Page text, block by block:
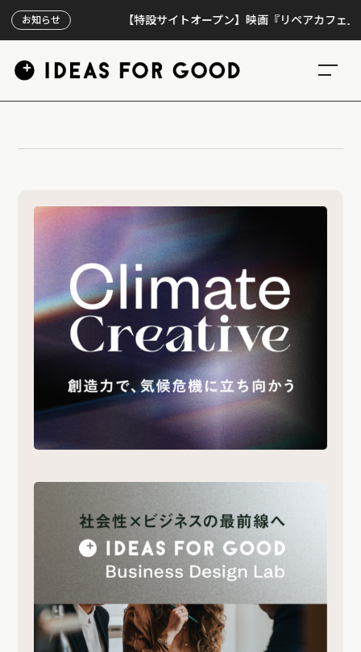
お知らせ 【特設サイトオープン】映画『リペアカフェ』、上